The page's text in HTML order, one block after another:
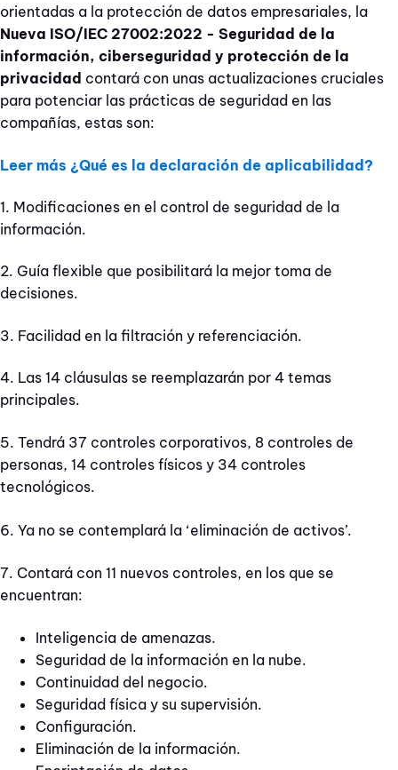
orientadas a la protección de datos empresariales, la
Nueva ISO/IEC 27002:2022 - Seguridad de la
información, ciberseguridad y protección de la
privacidad contará con unas actualizaciones cruciales
para potenciar las prácticas de seguridad en las
compañías, estas son:
Leer más ¿Qué es la declaración de aplicabilidad?
1. Modificaciones en el control de seguridad de la
información.
2. Guía flexible que posibilitará la mejor toma de
decisiones.
3. Facilidad en la filtración y referenciación.
4. Las 14 cláusulas se reemplazarán por 4 temas
principales.
5. Tendrá 37 controles corporativos, 8 controles de
personas, 14 controles físicos y 34 controles
tecnológicos.
6. Ya no se contemplará la ‘eliminación de activos’.
7. Contará con 11 nuevos controles, en los que se
encuentran:
Inteligencia de amenazas.
Seguridad de la información en la nube.
Continuidad del negocio.
Seguridad física y su supervisión.
Configuración.
Eliminación de la información.